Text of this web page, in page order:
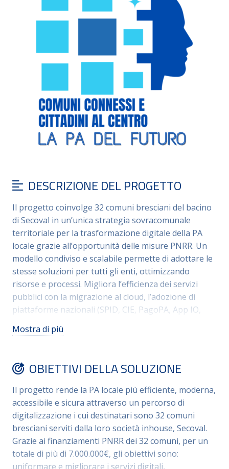
DESCRIZIONE DEL PROGETTO
Il progetto coinvolge 32 comuni bresciani del bacino
di Secoval in un’unica strategia sovracomunale
territoriale per la trasformazione digitale della PA
locale grazie all’opportunità delle misure PNRR. Un
modello condiviso e scalabile permette di adottare le
stesse soluzioni per tutti gli enti, ottimizzando
risorse e processi. Migliora l’efficienza dei servizi
pubblici con la migrazione al cloud, l’adozione di
piattaforme nazionali (SPID, CIE, PagoPA, App IO,
istituzionali secondo gli standard nazionali. Le
potenziamento della cybersecurity, della
videosorveglianza e della connettività, garantendo
maggiore sicurezza e continuità operativa. Un piano
di formazione e una strategia di comunicazione
coinvolgono cittadini e personale, favorendo
l’adozione dei servizi digitali. Un’innovazione che,
valorizzando il territorio, rende la PA più efficiente,
accessibile e connessa ai bisogni della comunità.
Mostra di più
OBIETTIVI DELLA SOLUZIONE
Il progetto rende la PA locale più efficiente, moderna,
accessibile e sicura attraverso un percorso di
digitalizzazione i cui destinatari sono 32 comuni
bresciani serviti dalla loro società inhouse, Secoval.
Grazie ai finanziamenti PNRR dei 32 comuni, per un
totale di più di 7.000.000€, gli obiettivi sono:
uniformare e migliorare i servizi digitali,